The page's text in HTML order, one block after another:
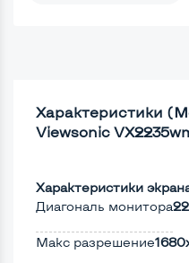
Характеристики
Viewsonic
Характеристики
Диагональ монитора
Макс разрешение